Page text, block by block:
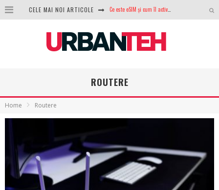
CELE MAI NOI ARTICOLE 100 GB de internet mobil gratuit de la Orange. Fără contract, fără acte și fără obligații
ROUTERE
Home Routere